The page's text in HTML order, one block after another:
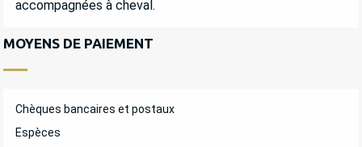
accompagnées à cheval.
MOYENS DE PAIEMENT
Chèques bancaires et postaux
Espèces